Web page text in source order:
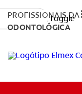
Toggle
PROFISSIONAIS DA
ODONTOLÓGICA